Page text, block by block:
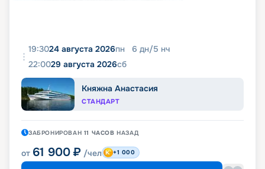
19:3024 августа 2026пн 6 дн/5 нч
22:0029 августа 2026сб
Княжна Анастасия
СТАНДАРТ
ЗАБРОНИРОВАН 11 ЧАСОВ НАЗАД
от 61 900 ₽ /чел +1 000